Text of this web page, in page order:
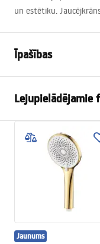
un estētiku.
Īpašības
Uzstādīšanas veids
Krāsa
Izteces veids
Materiāls
Izsmidzinātāja
Savienojuma diametrs
Lejupielādējamie
Uzstādīšanas
Faucet.pdf
Garantijas
Jaunums